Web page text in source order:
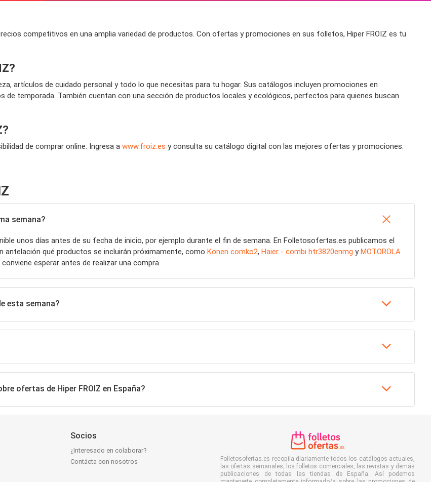
competitivos en una amplia variedad de productos. Con ofertas y promociones en sus folletos, Hiper FROIZ es tu
artículos de cuidado personal y todo lo que necesitas para tu hogar. Sus catálogos incluyen promociones en
temporada. También cuentan con una sección de productos locales y ecológicos, perfectos para quienes buscan
de comprar online. Ingresa a www.froiz.es y consulta su catálogo digital con las mejores ofertas y promociones.
semana?
unos días antes de su fecha de inicio, por ejemplo durante el fin de semana. En Folletosofertas.es publicamos el
qué productos se incluirán próximamente, como Konen comko2, Haier - combi htr3820enmg yMOTOROLA
esperar antes de realizar una compra.
esta semana?
ofertas de Hiper FROIZ en España?
Socios
¿Interesado en colaborar?
Contácta con nosotros
Folletosofertas.es recopila diariamente todos los catálogos actuales,
las ofertas semanales, los folletos comerciales, las revistas y demás
publicaciones de todas las tiendas de España. Así podemos